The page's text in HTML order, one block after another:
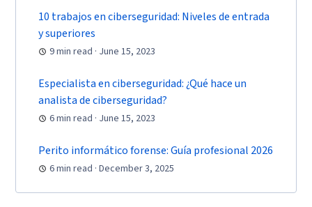
(VPN), Firewall, Cloud Security, Vulnerability
Protection, Cyber Security Strategy,
Cryptography, Data Management, Risk
Management Framework, MITRE ATT&CK
Risk Management, Auditing, Open Web
10 trabajos en ciberseguridad: Niveles de entrada
y superiores
9 min read · June 15, 2023
Especialista en ciberseguridad: ¿Qué hace un
analista de ciberseguridad?
6 min read · June 15, 2023
Perito informático forense: Guía profesional 2026
6 min read · December 3, 2025